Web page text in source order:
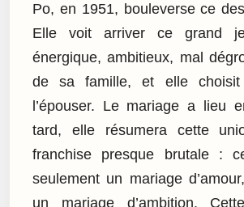
Po, en 1951, bouleverse ce
Elle voit arriver ce grand
énergique, ambitieux, mal
de sa famille, et elle choisit
l’épouser. Le mariage a lieu
tard, elle résumera cette
franchise presque brutale :
seulement un mariage
un mariage d’ambition.